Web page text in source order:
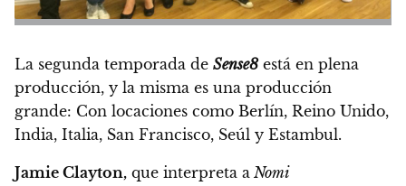
La segunda temporada de Sense8está en plena
producción, y la misma es una producción
grande: Con locaciones como Berlín, Reino Unido,
India, Italia, San Francisco, Seúl y Estambul.
Jamie Clayton, que interpreta a Nomi